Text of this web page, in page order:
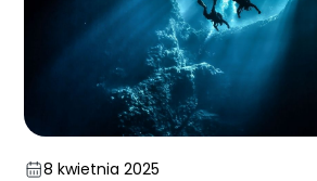
8 kwietnia 2025